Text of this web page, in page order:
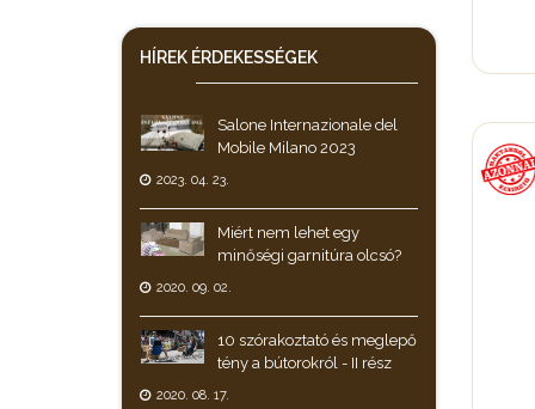
HÍREK ÉRDEKESSÉGEK
Salone Internazionale del
Mobile Milano 2023
2023. 04. 23.
Miért nem lehet egy
minőségi garnitúra olcsó?
2020. 09. 02.
10 szórakoztató és meglepő
tény a bútorokról - II rész
2020. 08. 17.